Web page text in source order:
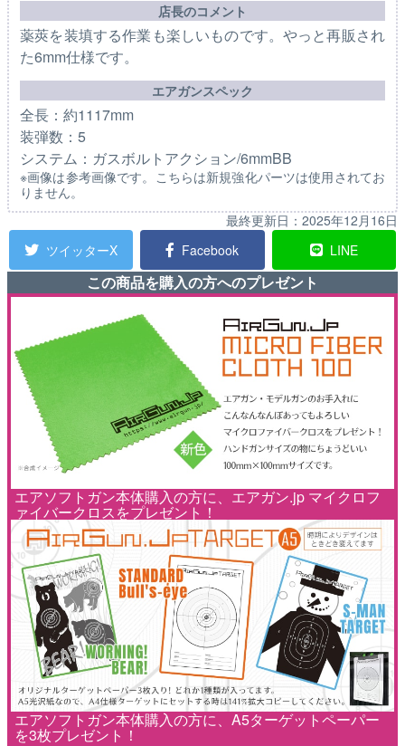
店長のコメント
薬莢を装填する作業も楽しいものです。やっと再販され
た6mm仕様です。
エアガンスペック
全長：約1117mm
装弾数：5
システム：ガスボルトアクション/6mmBB
※画像は参考画像です。こちらは新規強化パーツは使用されてお
りません。
最終更新日： 2025年12月16日
ツイッターX
Facebook LINE
この商品を購入の方へのプレゼント
エアソフトガン本体購入の方に、エアガン.jp マイクロフ
ァイバークロスをプレゼント！
エアソフトガン本体購入の方に、A5ターゲットペーパー
を3枚プレゼント！